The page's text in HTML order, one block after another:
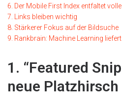
6. Der Mobile First Index entfaltet
7. Links bleiben wichtig
8. Stärkerer Fokus auf der Bildsuche
9. Rankbrain: Machine Learning
1. “Featured
neue Platzhirsch